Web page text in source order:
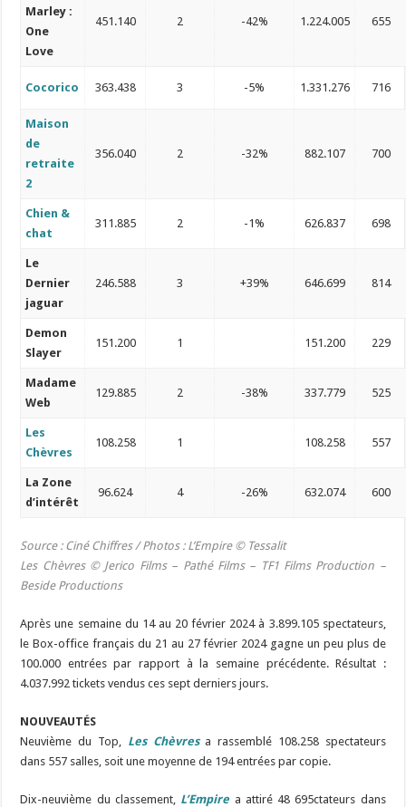
Marley :
One
Love
451.140 2 -42% 1.224.005 655
Cocorico 363.438 3 -5% 1.331.276 716
Maison
de
retraite
2
356.040 2 -32% 882.107 700
Chien &
chat
311.885 2 -1% 626.837 698
Le
Dernier
jaguar
246.588 3 +39% 646.699 814
Demon
Slayer
151.200 1 151.200 229
Madame
Web
129.885 2 -38% 337.779 525
Les
Chèvres
108.258 1 108.258 557
La Zone
d’intérêt
96.624 4 -26% 632.074 600
Source : Ciné Chiffres /Photos : L’Empire © Tessalit
Les Chèvres © Jerico Films – Pathé Films – TF1 Films Production –
Beside Productions
Après une semaine du 14 au 20 février 2024 à 3.899.105 spectateurs,
le Box-office français du 21 au 27 février 2024 gagne un peu plus de
100.000 entrées par rapport à la semaine précédente. Résultat :
4.037.992 tickets vendus ces sept derniers jours.
NOUVEAUTÉS
Neuvième du Top, Les Chèvres a rassemblé 108.258 spectateurs
dans 557 salles, soit une moyenne de 194 entrées par copie.
Dix-neuvième du classement, L’Empire a attiré 48 695ctateurs dans